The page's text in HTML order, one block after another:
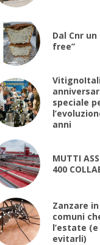
Dal Cnr
free”
speciale
anni
MUTTI
400
Zanzare
comuni
l’estate
evitarli)